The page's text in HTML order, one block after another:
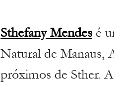
Sthefany Mendes é
Natural de Manaus,
próximos de Sther.